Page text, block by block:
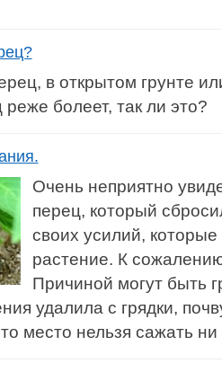
в открытом грунте
болеет, так ли это?
Очень неприятно
перец, который
своих усилий,
растение. К
Причиной могут быть
удалила с грядки,
место нельзя сажать